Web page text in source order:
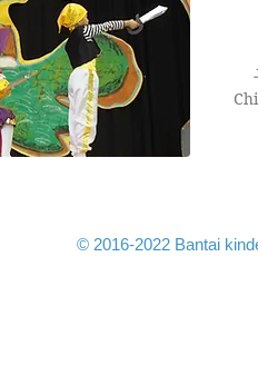
© 2016-2022 Bantai